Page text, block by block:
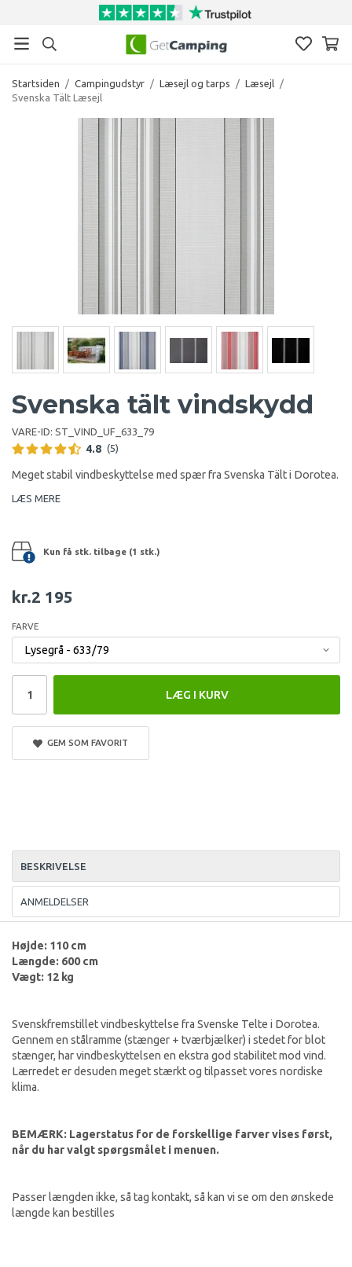
Startsiden / Campingudstyr / Læsejl og tarps / Læsejl /
Svenska Tält Læsejl
Svenska tält vindskydd
VARE-ID: ST_VIND_UF_633_79
4.8 (5)
Meget stabil vindbeskyttelse med spær fra Svenska Tält i Dorotea.
LÆS MERE
Kun få stk. tilbage (1 stk.)
kr.2 195
FARVE
LÆG I KURV
GEM SOM FAVORIT
BESKRIVELSE
ANMELDELSER
Højde: 110 cm
Længde: 600 cm
Vægt: 12 kg
Svenskfremstillet vindbeskyttelse fra Svenske Telte i Dorotea.
Gennem en stålramme (stænger + tværbjælker) i stedet for blot
stænger, har vindbeskyttelsen en ekstra god stabilitet mod vind.
Lærredet er desuden meget stærkt og tilpasset vores nordiske
klima.
BEMÆRK: Lagerstatus for de forskellige farver vises først,
når du har valgt spørgsmålet i menuen.
Passer længden ikke, så tag kontakt, så kan vi se om den ønskede
længde kan bestilles